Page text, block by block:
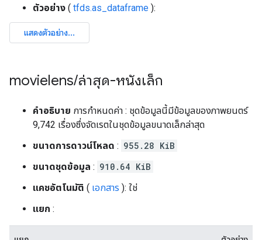
ตัวอย่าง ( tfds.as_dataframe ):
movielens/ล่าสุด-หนังเล็ก
คำอธิบาย การกำหนดค่า : ชุดข้อมูลนี้มีข้อมูลของภาพยนตร์
9,742 เรื่องซึ่งจัดเรตในชุดข้อมูลขนาดเล็กล่าสุด
ขนาดการดาวน์โหลด : 955.28 KiB
ขนาดชุดข้อมูล : 910.64 KiB
แคชอัตโนมัติ ( เอกสาร ): ใช่
แยก :